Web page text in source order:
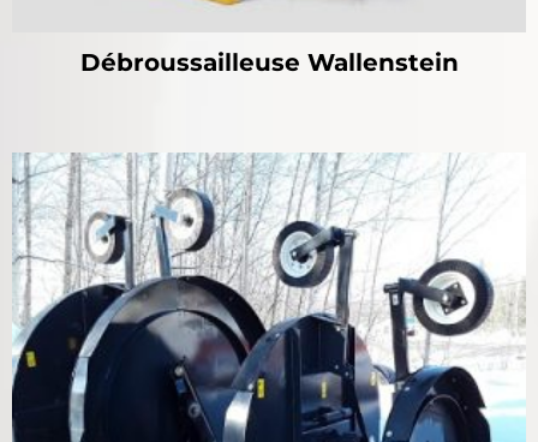
Débroussailleuse Wallenstein